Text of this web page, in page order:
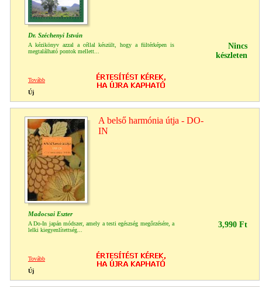
Dr. Széchenyi István
A kézikönyv azzal a céllal készült, hogy a fültérképen is
megtalálható pontok mellett...
Nincs
készleten
Tovább
Új
A belső harmónia útja - DO-
IN
Madocsai Eszter
A Do-In japán módszer, amely a testi egészség megőrzésére, a
lelki kiegyenlítettség...
3,990 Ft
Tovább
Új